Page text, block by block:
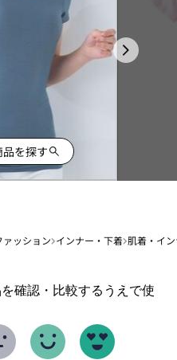
を探す
ァッション インナー・下着 肌着・イ
確認・比較するうえで使